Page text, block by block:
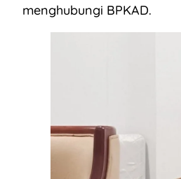
menghubungi BPKAD.